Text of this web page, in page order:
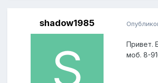
shadow1985
Привет.
моб. 8-